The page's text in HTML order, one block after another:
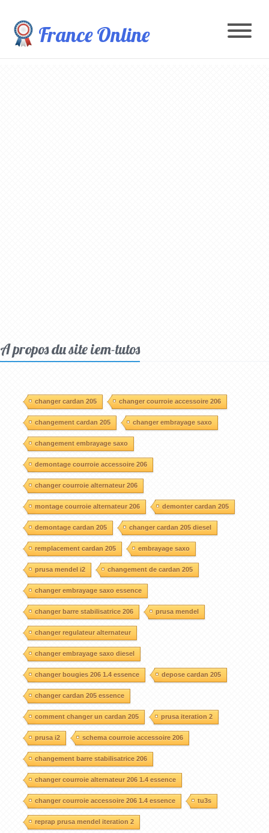
France Online
A propos du site iem-tutos
changer cardan 205 changer courroie accessoire 206
changement cardan 205 changer embrayage saxo
changement embrayage saxo
demontage courroie accessoire 206
changer courroie alternateur 206
montage courroie alternateur 206 demonter cardan 205
demontage cardan 205 changer cardan 205 diesel
remplacement cardan 205 embrayage saxo
prusa mendel i2 changement de cardan 205
changer embrayage saxo essence
changer barre stabilisatrice 206 prusa mendel
changer regulateur alternateur
changer embrayage saxo diesel
changer bougies 206 1.4 essence depose cardan 205
changer cardan 205 essence
comment changer un cardan 205 prusa iteration 2
prusa i2 schema courroie accessoire 206
changement barre stabilisatrice 206
changer courroie alternateur 206 1.4 essence
changer courroie accessoire 206 1.4 essence tu3s
reprap prusa mendel iteration 2